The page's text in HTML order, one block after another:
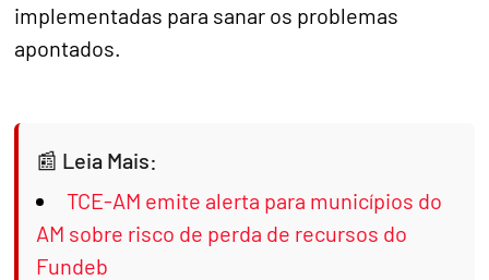
implementadas para sanar os problemas
apontados.
Leia Mais:
TCE-AM emite alerta para municípios do
AM sobre risco de perda de recursos do
Fundeb